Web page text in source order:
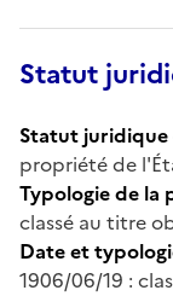
Statut
Statut
propriété de
Typologie de la
classé au titre
Date et
1906/06/19 :